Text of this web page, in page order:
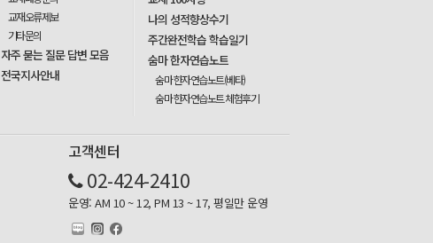
교재오류제보
기타문의
자주 묻는 질문 답변 모음
전국지사안내
나의 성적향상수기
주간완전학습 학습일기
숨마 한자연습노트
숨마 한자연습노트(베타)
숨마 한자연습노트 체험후기
고객센터
02-424-2410
운영: AM 10 ~ 12, PM 13 ~ 17, 평일만 운영